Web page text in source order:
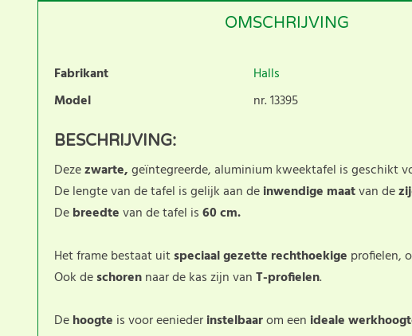
OMSCHRIJVING
Fabrikant
Halls
Model
nr. 13395
BESCHRIJVING:
Dezezwarte,geïntegreerde, aluminium kweektafel is geschikt
De lengte van de tafel is gelijk aan deinwendige maatvan de
Debreedtevan de tafel is60 cm.
Het frame bestaat uitspeciaal gezette rechthoekige profielen,
Ook deschorennaar de kas zijn vanT-profielen.
Dehoogte is voor eeniederinstelbaarom een ideale